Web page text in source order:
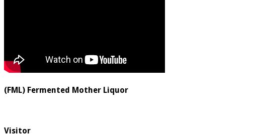
(FML) Fermented Mother Liquor
Visitor